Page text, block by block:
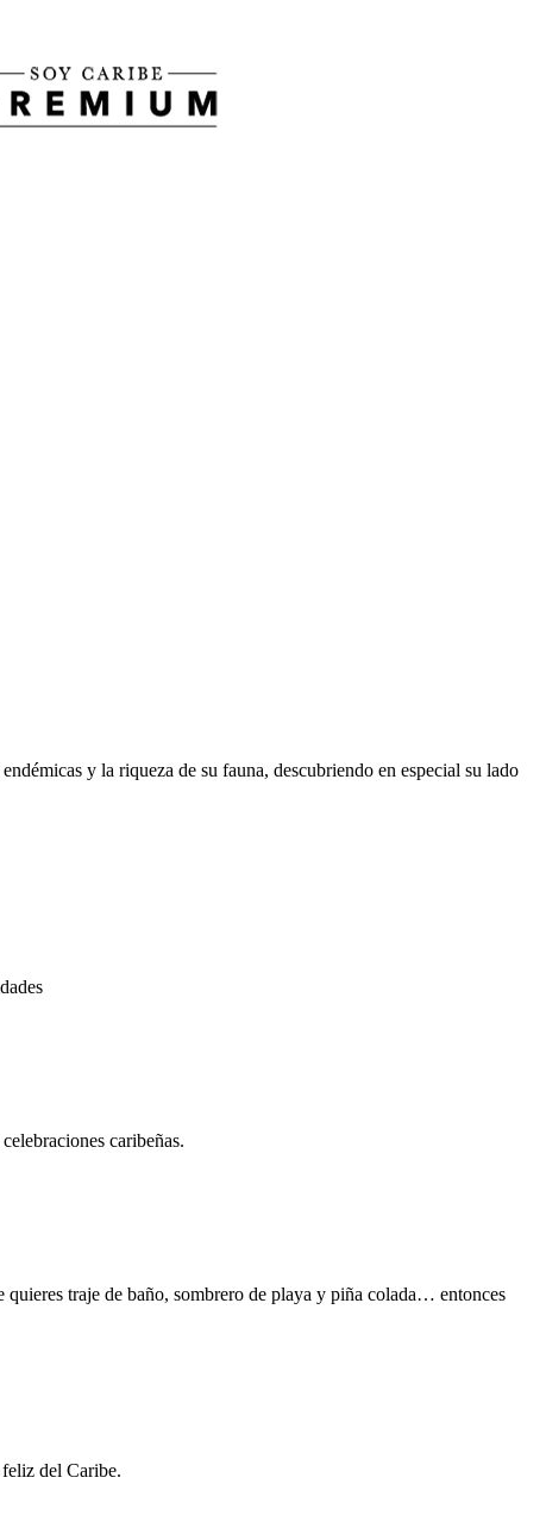
y la riqueza de su fauna, descubriendo en especial su lado
caribeñas.
quieres traje de baño, sombrero de playa y piña colada… entonces
feliz del Caribe.